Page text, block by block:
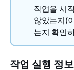
작업을 시
않았는지(
는지 확인
작업 실행 정